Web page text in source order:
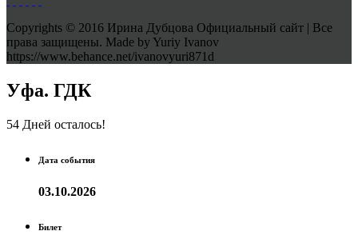
Copyrights © 2016 Ирина Дубцова Официальный сайт | Все
права защищены. Made by Yuriy Ivanov
https://www.behance.net/ivanovyuri871d
Уфа. ГДК
54 Дней осталось!
Дата события
03.10.2026
Билет